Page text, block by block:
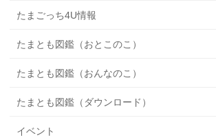
たまごっち4U情報
たまとも図鑑（おとこのこ）
たまとも図鑑（おんなのこ）
たまとも図鑑（ダウンロード）
イベント